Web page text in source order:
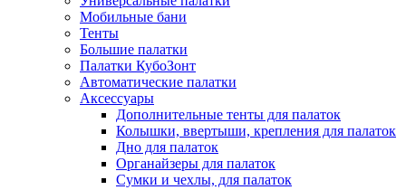
Мобильные бани
Тенты
Большие палатки
Палатки КубоЗонт
Автоматические палатки
Аксессуары
Дополнительные тенты для палаток
Колышки, ввертыши, крепления для палаток
Дно для палаток
Органайзеры для палаток
Сумки и чехлы, для палаток